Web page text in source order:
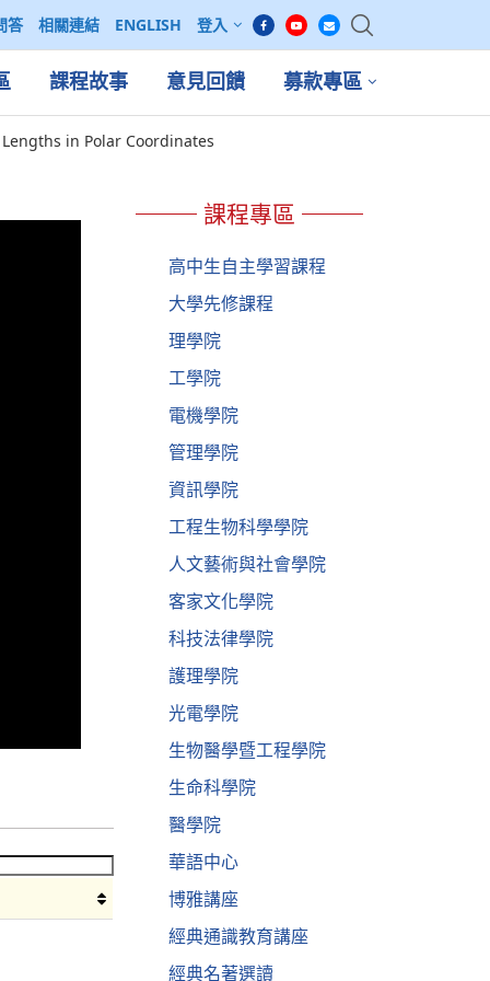
答 相關連結 ENGLISH 登入
課程故事 意見回饋 募款專區
in Polar Coordinates
課程專區
高中生自主學習課程
大學先修課程
理學院
工學院
電機學院
管理學院
資訊學院
工程生物科學學院
人文藝術與社會學院
客家文化學院
科技法律學院
護理學院
光電學院
生物醫學暨工程學院
生命科學院
醫學院
華語中心
博雅講座
經典通識教育講座
經典名著選讀